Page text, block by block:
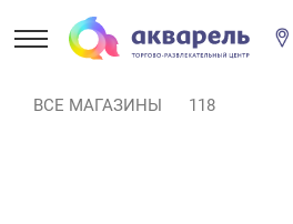
ВСЕ МАГАЗИНЫ 118